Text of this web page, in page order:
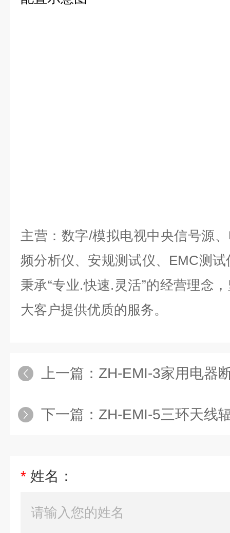
主营：数字/模拟电视中央信号源
频分析仪、安规测试仪、EMC测
秉承“专业.快速.灵活”的经营理念
大客户提供优质的服务。
上一篇： ZH-EMI-3家用电器断续干
下一篇： ZH-EMI-5三环天线辐
* 姓名：